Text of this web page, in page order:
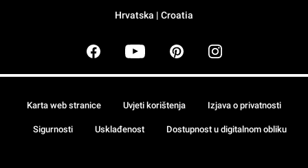
Hrvatska | Croatia
Karta web stranice Uvjeti korištenja Izjava o privatnosti
Sigurnosti Usklađenost Dostupnost u digitalnom obliku